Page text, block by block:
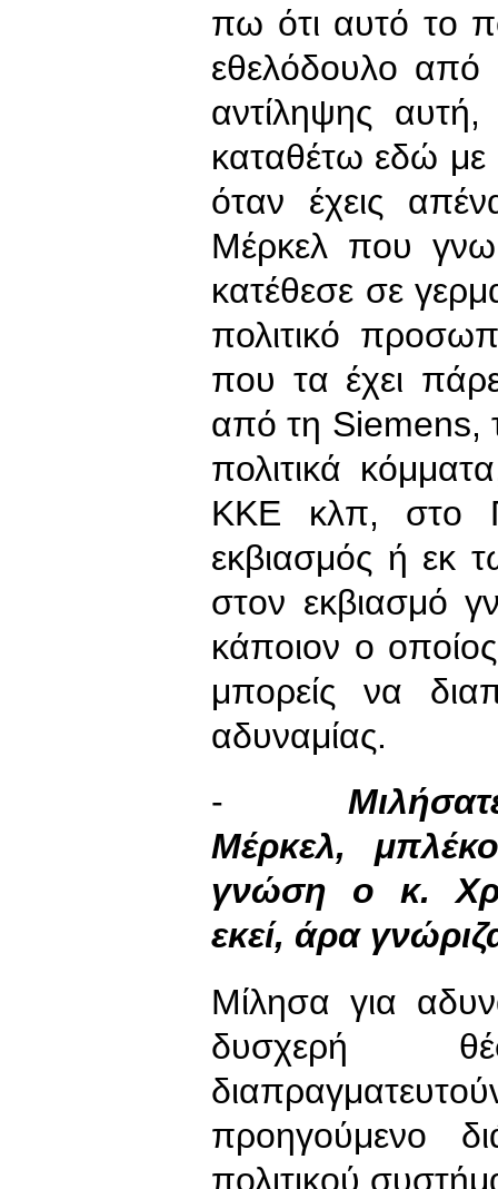
πω ότι αυτό το
εθελόδουλο από
αντίληψης
καταθέτω εδώ με
όταν έχεις
Μέρκελ που
κατέθεσε σε
πολιτικό
που τα έχει
από τη Siemens,
πολιτικά
ΚΚΕ κλπ, στο
εκβιασμός ή εκ
στον εκβιασμό
κάποιον ο
μπορείς να
αδυναμίας.
-
Μέρκελ,
γνώση ο κ.
εκεί, άρα
Μίλησα για
δυσχερή
προηγούμενο
πολιτικού